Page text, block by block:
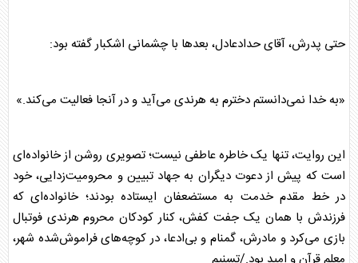
حتی پدرش، آقای حدادعادل، بعدها با چشمانی اشکبار گفته بود:
«به خدا نمی‌دانستم دخترم به هرندی می‌آید و در آنجا فعالیت می‌کند.»
این روایت، تنها یک خاطره عاطفی نیست؛ تصویری روشن از خانواده‌ای
است که پیش از دعوت دیگران به جهاد تبیین و محرومیت‌زدایی، خود
در خط مقدم خدمت به مستضعفان ایستاده بودند؛ خانواده‌ای که
فرزندش با همان یک جفت کفش، کنار کودکان محروم هرندی فوتبال
بازی می‌کرد و مادرش، گمنام و بی‌ادعا، در کوچه‌های فراموش‌شده شهر،